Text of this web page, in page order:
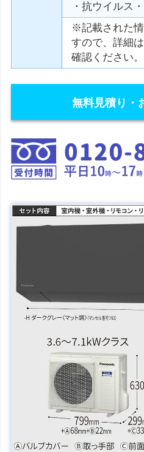
・抗ウイルス
※記載された
すので、詳細
確認ください。
無料見積り・